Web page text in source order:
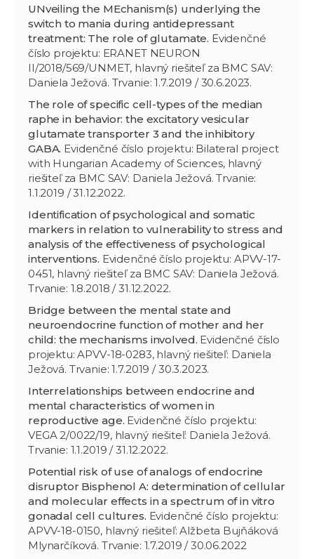
UNveiling the MEchanism(s) underlying the
switch to mania during antidepressant
treatment: The role of glutamate. Evidenčné
číslo projektu: ERANET NEURON
II/2018/569/UNMET, hlavný riešiteľ za BMC SAV:
Daniela Ježová. Trvanie: 1.7.2019 / 30.6.2023.
The role of specific cell-types of the median
raphe in behavior: the excitatory vesicular
glutamate transporter 3 and the inhibitory
GABA. Evidenčné číslo projektu: Bilateral project
with Hungarian Academy of Sciences, hlavný
riešiteľ za BMC SAV: Daniela Ježová. Trvanie:
1.1.2019 / 31.12.2022.
Identification of psychological and somatic
markers in relation to vulnerability to stress and
analysis of the effectiveness of psychological
interventions. Evidenčné číslo projektu: APVV-17-
0451, hlavný riešiteľ za BMC SAV: Daniela Ježová.
Trvanie: 1.8.2018 / 31.12.2022.
Bridge between the mental state and
neuroendocrine function of mother and her
child: the mechanisms involved. Evidenčné číslo
projektu: APVV-18-0283, hlavný riešiteľ: Daniela
Ježová. Trvanie: 1.7.2019 / 30.3.2023.
Interrelationships between endocrine and
mental characteristics of women in
reproductive age. Evidenčné číslo projektu:
VEGA 2/0022/19, hlavný riešiteľ: Daniela Ježová.
Trvanie: 1.1.2019 / 31.12.2022.
Potential risk of use of analogs of endocrine
disruptor Bisphenol A: determination of cellular
and molecular effects in a spectrum of in vitro
gonadal cell cultures. Evidenčné číslo projektu:
APVV-18-0150, hlavný riešiteľ: Alžbeta Bujňáková
Mlynarčíková. Trvanie: 1.7.2019 / 30.06.2022